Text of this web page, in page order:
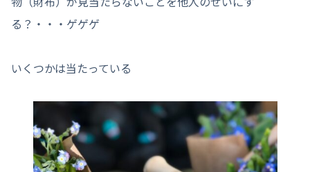
る？・・・ゲゲゲ
いくつかは当たっている